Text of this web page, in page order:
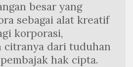
besar yang
sebagai alat kreatif
korporasi,
citranya dari tuduhan
hak cipta.